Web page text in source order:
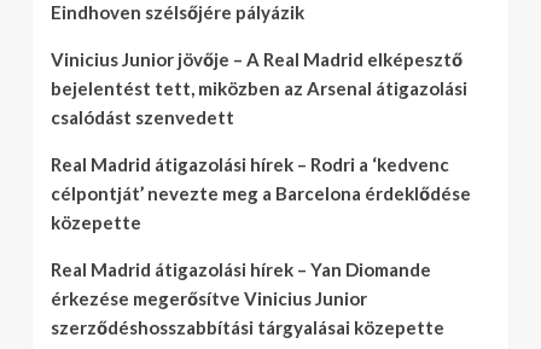
Eindhoven szélsőjére pályázik
Vinicius Junior jövője – A Real Madrid elképesztő
bejelentést tett, miközben az Arsenal átigazolási
csalódást szenvedett
Real Madrid átigazolási hírek – Rodri a ‘kedvenc
célpontját’ nevezte meg a Barcelona érdeklődése
közepette
Real Madrid átigazolási hírek – Yan Diomande
érkezése megerősítve Vinicius Junior
szerződéshosszabbítási tárgyalásai közepette